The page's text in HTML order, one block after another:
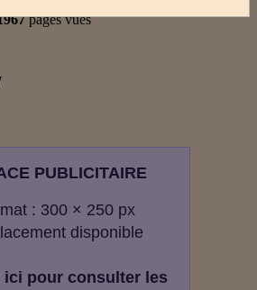
pages vues
PUBLICITAIRE
: 300 × 250 px
disponible
ici pour consulter les